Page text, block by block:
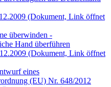
(Dokument, Link öffnet
überwinden -
Hand überführen
(Dokument, Link öffnet
eines
(EU) Nr. 648/2012